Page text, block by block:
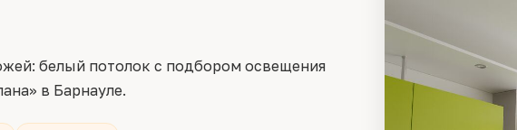
белый потолок с подбором освещения
в Барнауле.